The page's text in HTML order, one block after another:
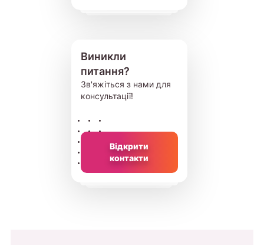
Виникли
питання?
Зв'яжіться з нами для
консультації!
Відкрити
контакти